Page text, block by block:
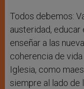
Todos debemos:
austeridad, educar
enseñar a las
coherencia de
Iglesia, como
siempre al lado de